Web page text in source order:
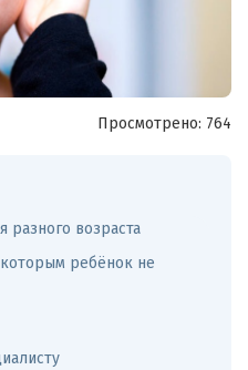
Просмотрено: 764
разного возраста
ребёнок не